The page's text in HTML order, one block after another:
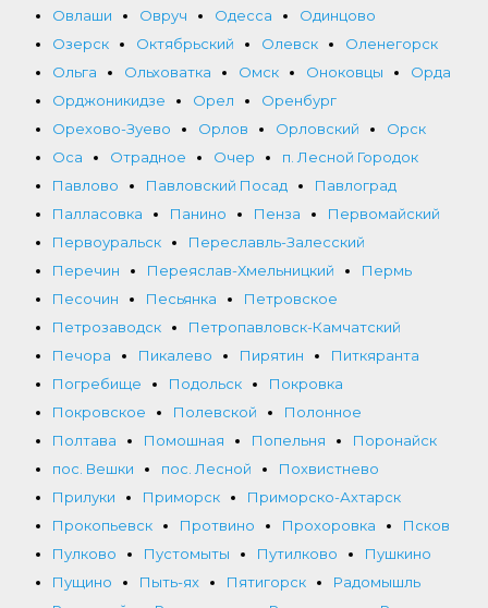
Овлаши
Овруч Одесса
Одинцово
Озерск
Октябрьский Олевск
Оленегорск
Ольга
Ольховатка Омск Оноковцы
Орда
Орджоникидзе
Орел
Оренбург
Орехово-Зуево
Орлов Орловский
Орск
Оса
Отрадное Очер
п. Лесной Городок
Павлово
Павловский Посад
Павлоград
Палласовка
Панино Пенза
Первомайский
Первоуральск
Переславль-Залесский
Перечин
Переяслав-Хмельницкий
Пермь
Песочин
Песьянка
Петровское
Петрозаводск
Петропавловск-Камчатский
Печора
Пикалево Пирятин
Питкяранта
Погребище
Подольск
Покровка
Покровское
Полевской
Полонное
Полтава
Помошная Попельня
Поронайск
пос. Вешки
пос. Лесной
Похвистнево
Прилуки
Приморск
Приморско-Ахтарск
Прокопьевск
Протвино Прохоровка
Псков
Пулково
Пустомыты Путилково
Пушкино
Пущино
Пыть-ях Пятигорск
Радомышль